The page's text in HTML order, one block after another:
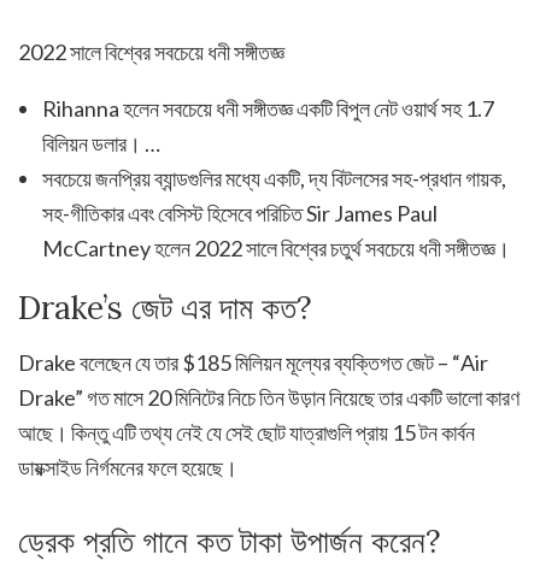
2022 সালে বিশ্বের সবচেয়ে ধনী সঙ্গীতজ্ঞ
Rihanna হলেন সবচেয়ে ধনী সঙ্গীতজ্ঞ একটি বিপুল নেট ওয়ার্থ সহ 1.7
বিলিয়ন ডলার। …
সবচেয়ে জনপ্রিয় ব্যান্ডগুলির মধ্যে একটি, দ্য বিটলসের সহ-প্রধান গায়ক,
সহ-গীতিকার এবং বেসিস্ট হিসেবে পরিচিত Sir James Paul
McCartney হলেন 2022 সালে বিশ্বের চতুর্থ সবচেয়ে ধনী সঙ্গীতজ্ঞ।
Drake’s জেট এর দাম কত?
Drake বলেছেন যে তার $185 মিলিয়ন মূল্যের ব্যক্তিগত জেট – “Air
Drake” গত মাসে 20 মিনিটের নিচে তিন উড়ান নিয়েছে তার একটি ভালো কারণ
আছে। কিন্তু এটি তথ্য নেই যে সেই ছোট যাত্রাগুলি প্রায় 15 টন কার্বন
ডায়ক্সাইড নির্গমনের ফলে হয়েছে।
ড্রেক প্রতি গানে কত টাকা উপার্জন করেন?